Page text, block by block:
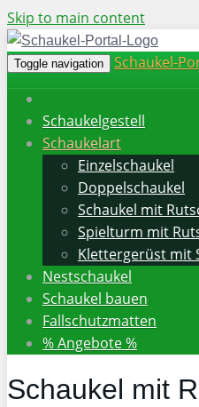
Skip to main content
Toggle navigation Schaukel-
Schaukelgestell
Schaukelart
Einzelschaukel
Doppelschaukel
Schaukel mit
Spielturm mit
Klettergerüst mit
Nestschaukel
Schaukel bauen
Fallschutzmatten
% Angebote %
Schaukel mit